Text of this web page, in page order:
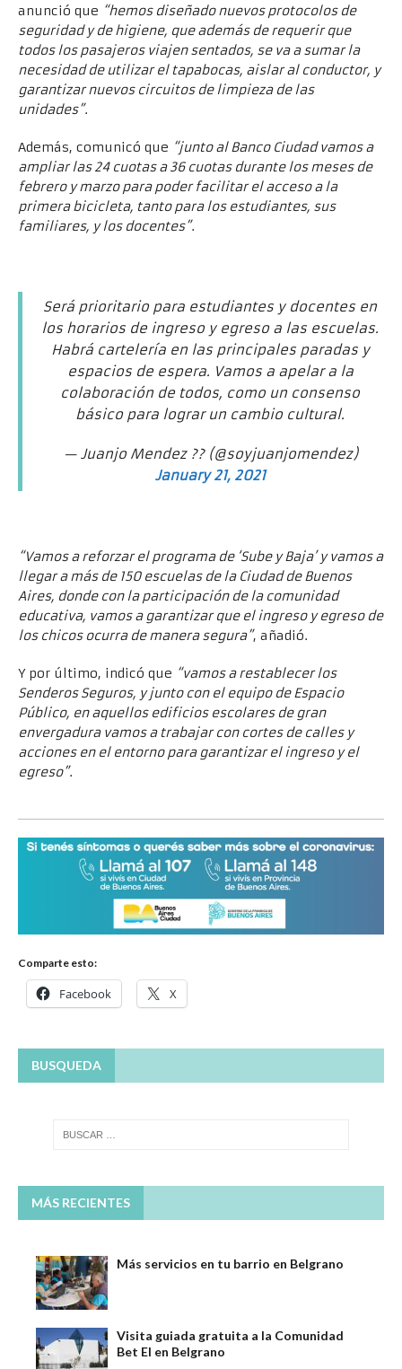
anunció que “hemos diseñado nuevos protocolos de
seguridad y de higiene, que además de requerir que
todos los pasajeros viajen sentados, se va a sumar la
necesidad de utilizar el tapabocas, aislar al conductor, y
garantizar nuevos circuitos de limpieza de las
unidades”.
Además, comunicó que “junto al Banco Ciudad vamos a
ampliar las 24 cuotas a 36 cuotas durante los meses de
febrero y marzo para poder facilitar el acceso a la
primera bicicleta, tanto para los estudiantes, sus
familiares, y los docentes”.
Será prioritario para estudiantes y docentes en
los horarios de ingreso y egreso a las escuelas.
Habrá cartelería en las principales paradas y
espacios de espera. Vamos a apelar a la
colaboración de todos, como un consenso
básico para lograr un cambio cultural.
— Juanjo Mendez ?️‍? (@soyjuanjomendez)
January 21, 2021
“Vamos a reforzar el programa de ‘Sube y Baja’ y vamos a
llegar a más de 150 escuelas de la Ciudad de Buenos
Aires, donde con la participación de la comunidad
educativa, vamos a garantizar que el ingreso y egreso de
los chicos ocurra de manera segura”, añadió.
Y por último, indicó que “vamos a restablecer los
Senderos Seguros, y junto con el equipo de Espacio
Público, en aquellos edificios escolares de gran
envergadura vamos a trabajar con cortes de calles y
acciones en el entorno para garantizar el ingreso y el
egreso”.
Comparte esto:
Facebook X
BUSQUEDA
MÁS RECIENTES
Más servicios en tu barrio en Belgrano
Visita guiada gratuita a la Comunidad
Bet El en Belgrano